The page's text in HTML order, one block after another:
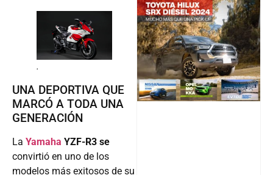
.
UNA DEPORTIVA QUE
MARCÓ A TODA UNA
GENERACIÓN
La Yamaha YZF-R3 se
convirtió en uno de los
modelos más exitosos de su
Follow